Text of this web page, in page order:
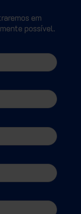
em
possível.